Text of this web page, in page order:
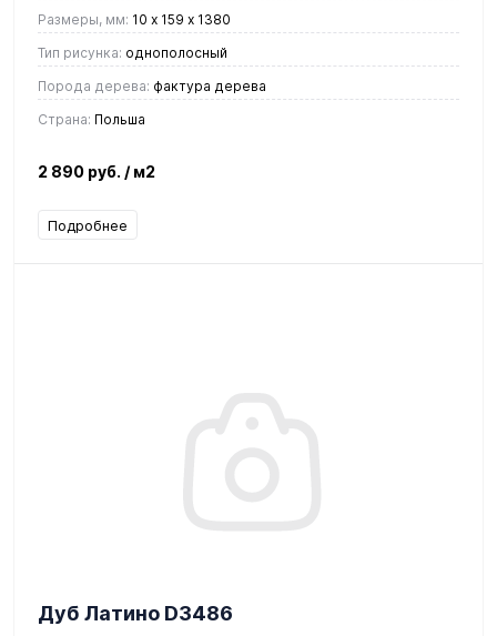
Размеры, мм: 10 х 159 х 1380
Тип рисунка: однополосный
Порода дерева: фактура дерева
Страна: Польша
2 890 руб. / м2
Подробнее
Дуб Латино D3486